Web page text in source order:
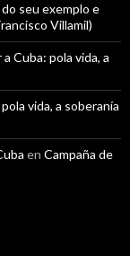
seu exemplo e
Villamil)
Cuba: pola vida, a
vida, a soberanía
en Campaña de